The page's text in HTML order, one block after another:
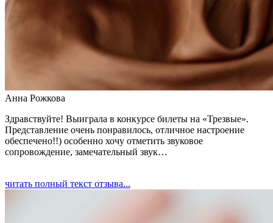
Анна Рожкова
Здравствуйте! Выиграла в конкурсе билеты на «Трезвые».
Представление очень понравилось, отличное настроение
обеспечено!!) особенно хочу отметить звуковое
сопровождение, замечательный звук…
читать полный текст отзыва...